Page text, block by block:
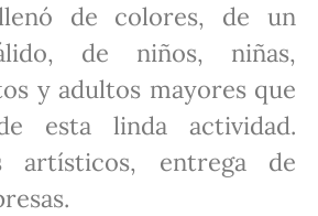
de colores, de un
de niños, niñas,
y adultos mayores que
esta linda actividad.
artísticos, entrega de